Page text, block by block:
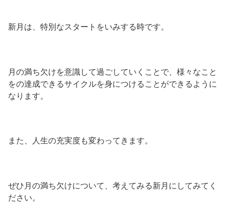
新月は、特別なスタートをいみする時です。
月の満ち欠けを意識して過ごしていくことで、様々なこと
をの達成できるサイクルを身につけることができるように
なります。
また、人生の充実度も変わってきます。
ぜひ月の満ち欠けについて、考えてみる新月にしてみてく
ださい。